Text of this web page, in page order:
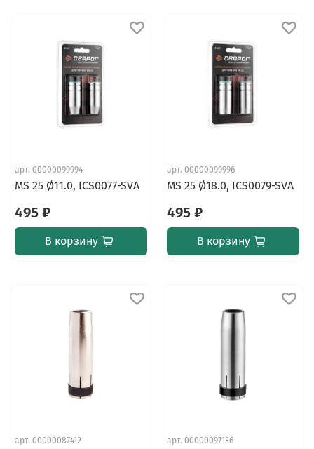
арт. 00000099994
MS 25 Ø11.0, ICS0077-SVA
495 ₽
В корзину
арт. 00000099996
MS 25 Ø18.0, ICS0079-SVA
495 ₽
В корзину
арт. 00000087412 арт. 00000097136